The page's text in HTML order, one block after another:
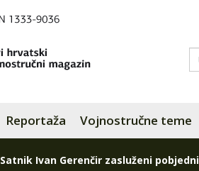
Reportaža Vojnostručne teme
Satnik Ivan Gerenčir zasluženi